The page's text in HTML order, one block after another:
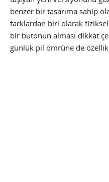
benzer bir tasarıma sahip
farklardan biri olarak
bir butonun alması dikkat
günlük pil ömrüne de